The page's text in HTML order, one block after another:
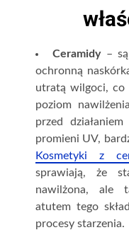
Ceramidy– są
ochronną
utratą wilgoci, co
poziom
przed
promieni UV,
Kosmetyki z
sprawiają, że
nawilżona, ale
atutem tego
procesy starzenia.